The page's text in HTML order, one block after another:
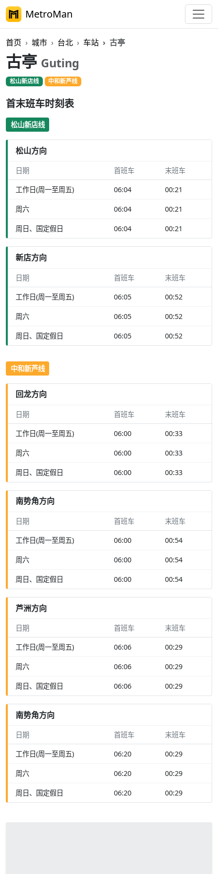
MetroMan
首页 城市 台北 车站 古亭
古亭 Guting
松山新店线 中和新芦线
首末班车时刻表
松山新店线
松山方向
日期 首班车 末班车
工作日(周一至周五) 06:04 00:21
周六 06:04 00:21
周日、国定假日 06:04 00:21
新店方向
日期 首班车 末班车
工作日(周一至周五) 06:05 00:52
周六 06:05 00:52
周日、国定假日 06:05 00:52
中和新芦线
回龙方向
日期 首班车 末班车
工作日(周一至周五) 06:00 00:33
周六 06:00 00:33
周日、国定假日 06:00 00:33
南势角方向
日期 首班车 末班车
工作日(周一至周五) 06:00 00:54
周六 06:00 00:54
周日、国定假日 06:00 00:54
芦洲方向
日期 首班车 末班车
工作日(周一至周五) 06:06 00:29
周六 06:06 00:29
周日、国定假日 06:06 00:29
南势角方向
日期 首班车 末班车
工作日(周一至周五) 06:20 00:29
周六 06:20 00:29
周日、国定假日 06:20 00:29